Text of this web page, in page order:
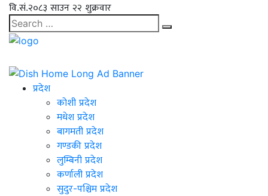
वि.सं.२०८३ साउन २२ शुक्रवार
प्रदेश
कोशी प्रदेश
मधेश प्रदेश
बागमती प्रदेश
गण्डकी प्रदेश
लुम्बिनी प्रदेश
कर्णाली प्रदेश
सुदुर-पश्चिम प्रदेश